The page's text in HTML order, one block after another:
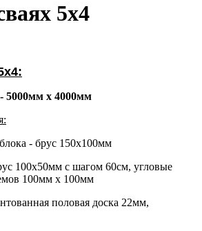
5х4
5000мм х 4000мм
- брус 150х100мм
100х50мм с шагом 60см, угловые
100мм х 100мм
половая доска 22мм,